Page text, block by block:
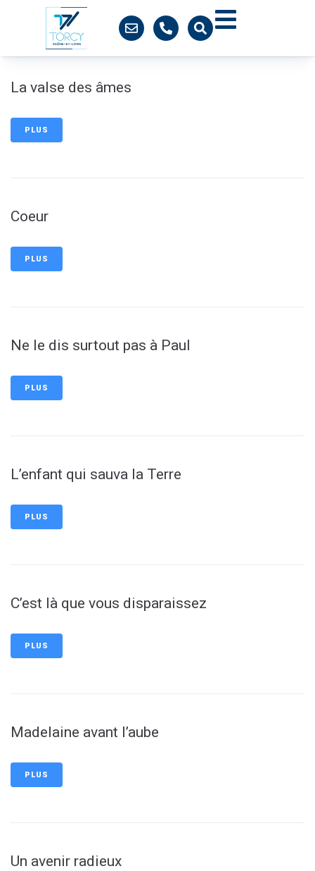
La valse des âmes
PLUS
Coeur
PLUS
Ne le dis surtout pas à Paul
PLUS
L’enfant qui sauva la Terre
PLUS
C’est là que vous disparaissez
PLUS
Madelaine avant l’aube
PLUS
Un avenir radieux